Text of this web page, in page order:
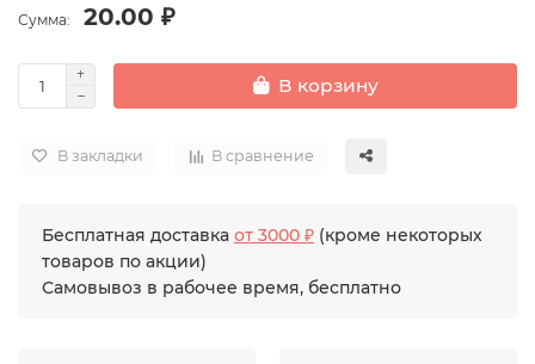
Сумма: 20.00 ₽
В корзину
В закладки В сравнение
Бесплатная доставка от 3000 ₽ (кроме некоторых
товаров по акции)
Самовывоз в рабочее время, бесплатно